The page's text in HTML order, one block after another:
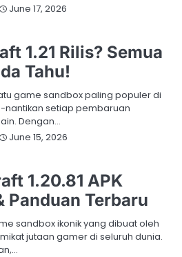
June 17, 2026
1.21 Rilis? Semua
Tahu!
game sandbox paling populer di
nantikan setiap pembaruan
Dengan…
June 15, 2026
1.20.81 APK
Panduan Terbaru
sandbox ikonik yang dibuat oleh
jutaan gamer di seluruh dunia.